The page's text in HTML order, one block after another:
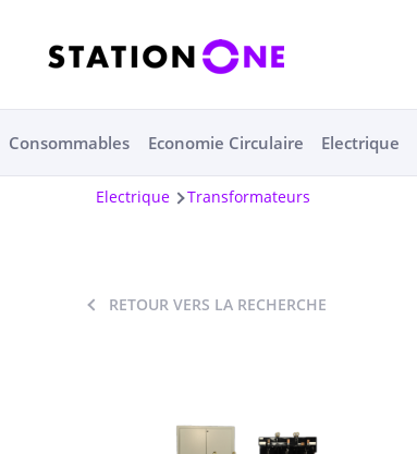
Consommables Economie Circulaire Electrique
Electrique Transformateurs
RETOUR VERS LA RECHERCHE